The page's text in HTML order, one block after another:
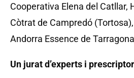
Cooperativa Elena del
Còtrat de Campredó
Andorra Essence de
Un jurat d’experts i